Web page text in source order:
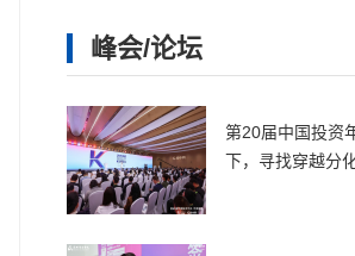
峰会/论坛
第20届中国投资
下，寻找穿越分